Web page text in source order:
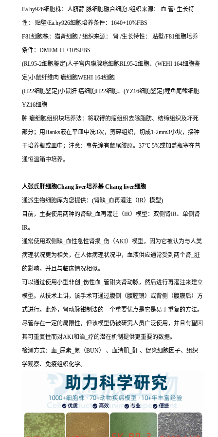
Ea.hy926细胞株：人脐静 脉细胞融合细胞 /组织来源： 血 管/ 生长特
性： 贴壁/Ea.hy926细胞培养条件：1640+10%FBS
F81细胞株：猫肾细胞 / 组织来源： 肾 /生长特性： 贴壁/F81细胞培养
条件：DMEM-H +10%FBS
(RL95-2细胞鉴定)人子宫内膜腺癌细胞RL95-2细胞、(WEHI 164细胞鉴
定)小鼠纤维肉 瘤细胞WEHI 164细胞
(H22细胞鉴定)小鼠肝 癌细胞H22细胞、(YZ16细胞鉴定)鲤鱼尾鳍细胞
YZ16细胞
肿 瘤细胞组织块培养法：将取得的瘤组织去除脂肪、结缔组织及坏死
部分；用Hanks液在平皿中洗3次，剪碎组织，切成1-2mm3小块，接种
于培养瓶或皿中；注意：事先涂有鼠尾胶原。37℃ 5%或加盖瓶塞在普
通恒温箱中培养。
人张氏肝细胞Chang liver培养基 Chang liver细胞
通派生物细胞库为您提供：(肾缺_血再灌注（IR）模型)
目前，主要使用两种的肾缺_血再灌注（IR）模型：双侧肾IR、单侧肾
IR。
通常使用双侧缺_血性急性肾损_伤（AKI）模型，因为它被认为与人类
病理状况更为相关，在人体病理状况中，血液供应通常受到两个肾_脏
的影响，并且与临床情况相似。
可以通过使用小型非创_伤性血_管钳夹肾动脉，然后进行再灌注来建立
模型。从技术上讲，该手术可通过腹侧（腹腔镜）或背侧（腹膜后）方
式进行。此外，肾动脉钳制法的一个重要优点是它是易于重复的方法。
尽管存在一定的局限性，但该模型仍被研究人员广泛使用，并且有望因
其可重复性而对AKI和治_疗的潜在机制提供更重要的数据。
检测方式：血_尿素_氮（BUN） 、血清肌_酐 、促炎细胞因子、组织
学观察、免疫组织化学。